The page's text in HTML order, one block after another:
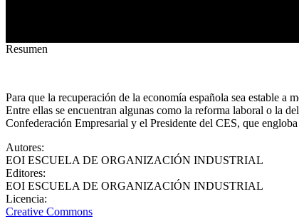
Resumen
Para que la recuperación de la economía española sea estable a
Entre ellas se encuentran algunas como la reforma laboral o la
Confederación Empresarial y el Presidente del CES, que
Autores:
EOI ESCUELA DE ORGANIZACIÓN INDUSTRIAL
Editores:
EOI ESCUELA DE ORGANIZACIÓN INDUSTRIAL
Licencia:
Creative Commons